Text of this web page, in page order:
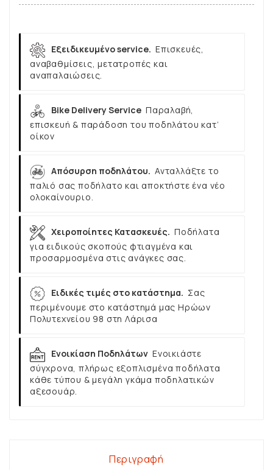
Εξειδικευμένο service. Επισκευές,
αναβαθμίσεις, μετατροπές και
αναπαλαιώσεις.
Bike Delivery Service Παραλαβή,
επισκευή & παράδοση του ποδηλάτου κατ’
οίκον
Απόσυρση ποδηλάτου. Ανταλλάξτε το
παλιό σας ποδήλατο και αποκτήστε ένα νέο
ολοκαίνουριο.
Χειροποίητες Κατασκευές. Ποδήλατα
για ειδικούς σκοπούς φτιαγμένα και
προσαρμοσμένα στις ανάγκες σας.
Ειδικές τιμές στο κατάστημα. Σας
περιμένουμε στο κατάστημά μας Ηρώων
Πολυτεχνείου 98 στη Λάρισα
Ενοικίαση Ποδηλάτων Ενοικιάστε
σύγχρονα, πλήρως εξοπλισμένα ποδήλατα
κάθε τύπου & μεγάλη γκάμα ποδηλατικών
αξεσουάρ.
Περιγραφή